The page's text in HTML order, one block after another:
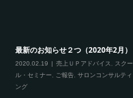
最新のお知らせ２つ（2020年2月）
2020.02.19 売上ＵＰアドバイス
スクー
ル・セミナー
ご報告, サロンコンサルティ
ング